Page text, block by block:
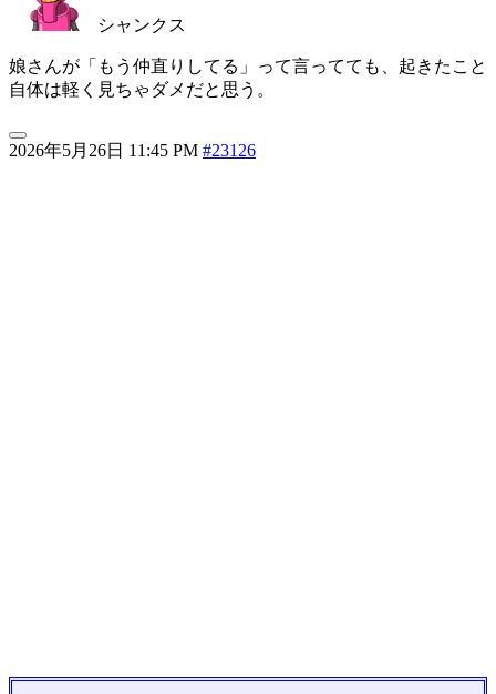
2026年5月26日 11:45 PM #23126
シャンクス
娘さんが「もう仲直りしてる」って言ってても、起きたこと
自体は軽く見ちゃダメだと思う。